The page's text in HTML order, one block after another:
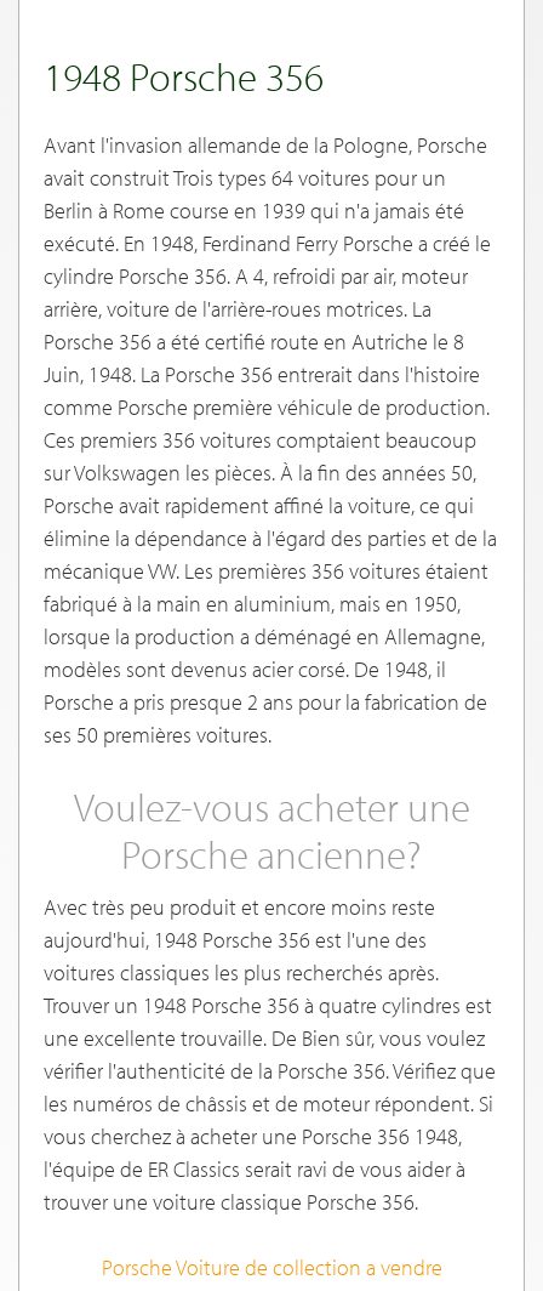
1948 Porsche 356
Avant l'invasion allemande de la Pologne, Porsche
avait construit Trois types 64 voitures pour un
Berlin à Rome course en 1939 qui n'a jamais été
exécuté. En 1948, Ferdinand Ferry Porsche a créé le
cylindre Porsche 356. A 4, refroidi par air, moteur
arrière, voiture de l'arrière-roues motrices. La
Porsche 356 a été certifié route en Autriche le 8
Juin, 1948. La Porsche 356 entrerait dans l'histoire
comme Porsche première véhicule de production.
Ces premiers 356 voitures comptaient beaucoup
sur Volkswagen les pièces. À la fin des années 50,
Porsche avait rapidement affiné la voiture, ce qui
élimine la dépendance à l'égard des parties et de la
mécanique VW. Les premières 356 voitures étaient
fabriqué à la main en aluminium, mais en 1950,
lorsque la production a déménagé en Allemagne,
modèles sont devenus acier corsé. De 1948, il
Porsche a pris presque 2 ans pour la fabrication de
ses 50 premières voitures.
Voulez-vous acheter une
Porsche ancienne?
Avec très peu produit et encore moins reste
aujourd'hui, 1948 Porsche 356 est l'une des
voitures classiques les plus recherchés après.
Trouver un 1948 Porsche 356 à quatre cylindres est
une excellente trouvaille. De Bien sûr, vous voulez
vérifier l'authenticité de la Porsche 356. Vérifiez que
les numéros de châssis et de moteur répondent. Si
vous cherchez à acheter une Porsche 356 1948,
l'équipe de ER Classics serait ravi de vous aider à
trouver une voiture classique Porsche 356.
Porsche Voiture de collection a vendre